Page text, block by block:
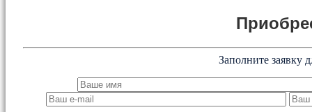
Заполните заявку